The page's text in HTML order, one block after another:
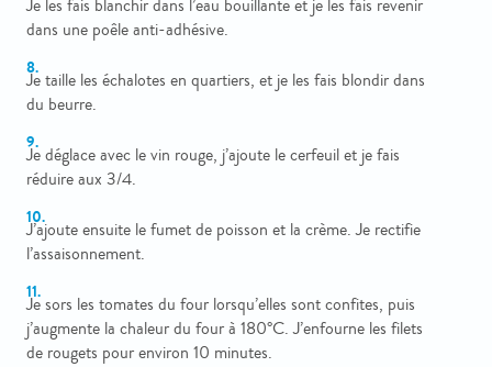
Je les fais blanchir dans l’eau bouillante et je les fais revenir
dans une poêle anti-adhésive.
Je taille les échalotes en quartiers, et je les fais blondir dans
du beurre.
Je déglace avec le vin rouge, j’ajoute le cerfeuil et je fais
réduire aux 3/4.
J’ajoute ensuite le fumet de poisson et la crème. Je rectifie
l’assaisonnement.
Je sors les tomates du four lorsqu’elles sont confites, puis
j’augmente la chaleur du four à 180°C. J’enfourne les filets
de rougets pour environ 10 minutes.